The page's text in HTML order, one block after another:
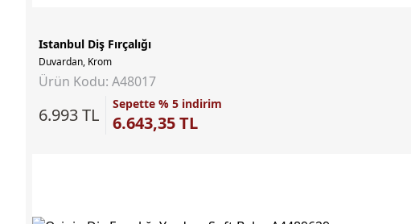
Istanbul Diş Fırçalığı
Duvardan, Krom
Ürün Kodu: A48017
6.993 TL
Sepette % 5 indirim
6.643,35 TL